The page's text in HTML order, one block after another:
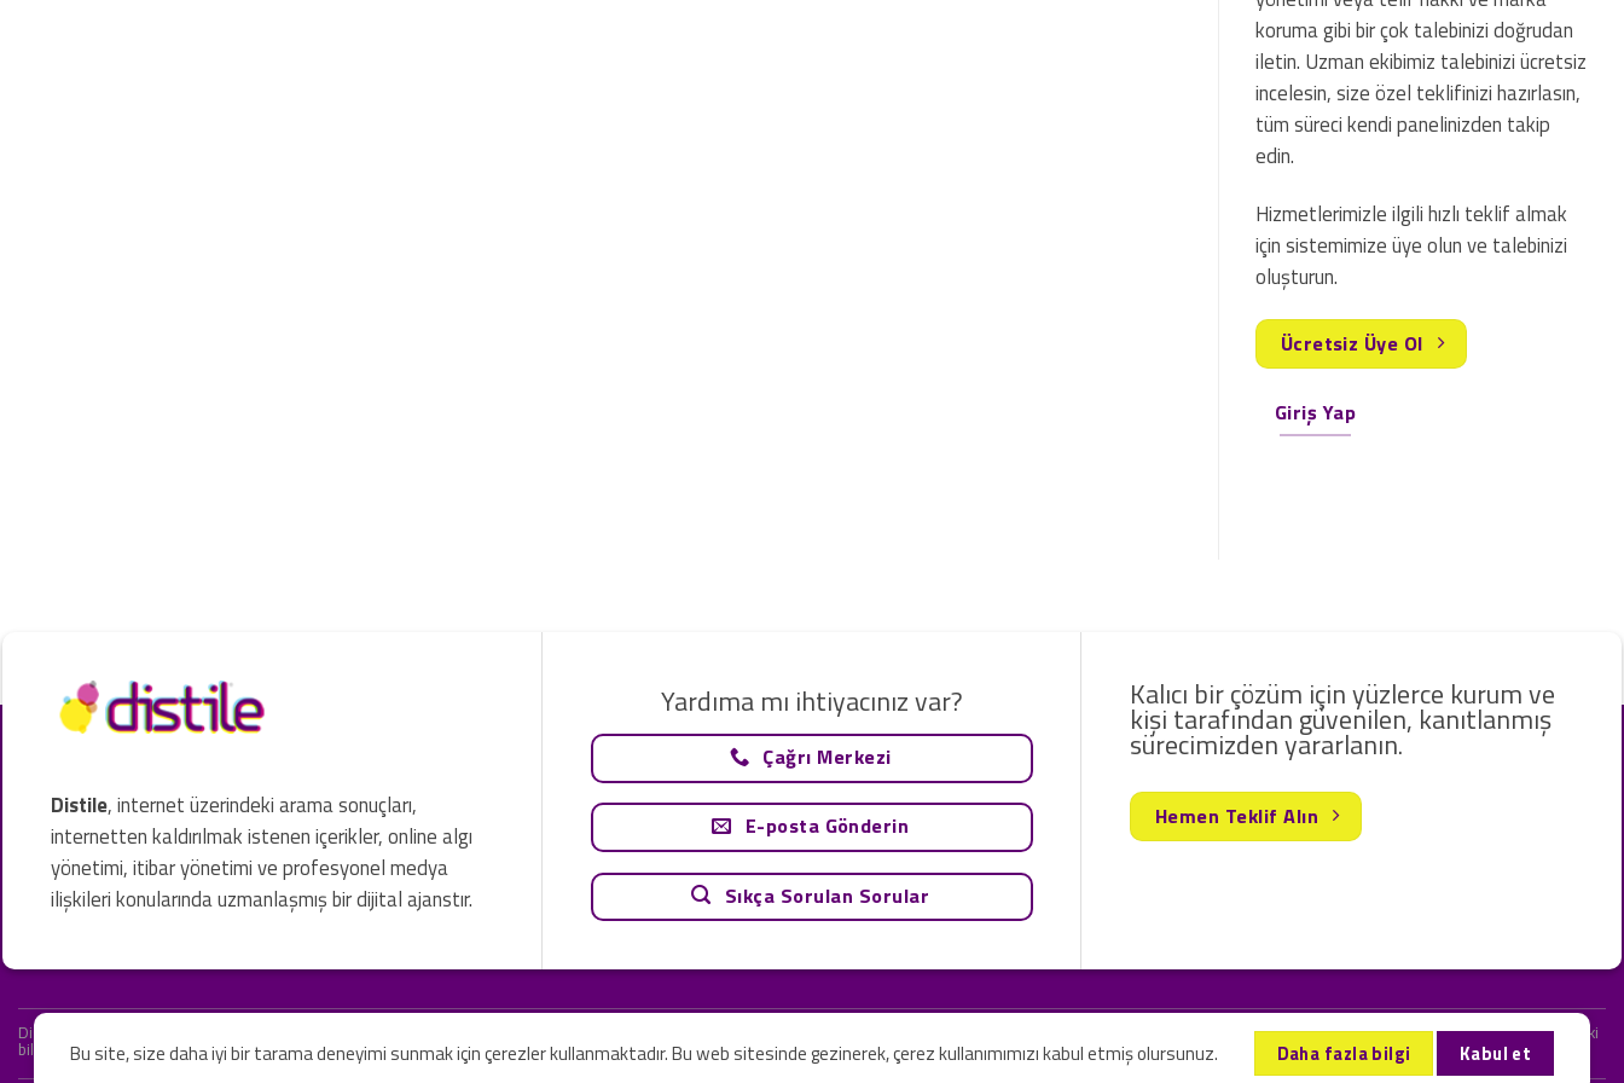
koruma gibi bir çok talebinizi doğrudan
iletin. Uzman ekibimiz talebinizi ücretsiz
incelesin, size özel teklifinizi hazırlasın,
tüm süreci kendi panelinizden takip
edin.
Hizmetlerimizle ilgili hızlı teklif almak
için sistemimize üye olun ve talebinizi
oluşturun.
Ücretsiz Üye Ol
Giriş Yap
Distile, internet üzerindeki arama sonuçları,
internetten kaldırılmak istenen içerikler, online algı
yönetimi, itibar yönetimi ve profesyonel medya
ilişkileri konularında uzmanlaşmış bir dijital ajanstır.
Yardıma mı ihtiyacınız var?
Çağrı Merkezi
E-posta Gönderin
Sıkça Sorulan Sorular
Kalıcı bir çözüm için yüzlerce kurum ve
kişi tarafından güvenilen, kanıtlanmış
sürecimizden yararlanın.
Hemen Teklif Alın
Distile bir hukuk firması değildir ve hizmetlerimizin hiçbiri resmi hukuki tavsiye olarak değerlendirilemez. Sadece teknoloji ve danışmanlık şirketi olarak hizmet vermekteyiz. Web sitemizde ve sizinle kurduğumuz iletişimlerdeki
bilgiler yalnızca genel bilgi niteliğindedir. Yasal tavsiye olarak değerlendirilmesi amaçlanmamıştır.
Bu site, size daha iyi bir tarama deneyimi sunmak için çerezler kullanmaktadır. Bu web sitesinde gezinerek, çerez kullanımımızı kabul etmiş olursunuz. Daha fazla bilgi Kabul et